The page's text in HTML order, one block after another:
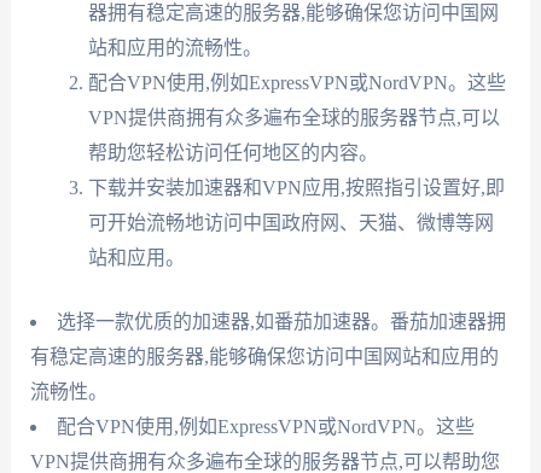
器拥有稳定高速的服务器,能够确保您访问中国网
站和应用的流畅性。
配合VPN使用,例如ExpressVPN或NordVPN。这些
VPN提供商拥有众多遍布全球的服务器节点,可以
帮助您轻松访问任何地区的内容。
下载并安装加速器和VPN应用,按照指引设置好,即
可开始流畅地访问中国政府网、天猫、微博等网
站和应用。
选择一款优质的加速器,如番茄加速器。番茄加速器拥
有稳定高速的服务器,能够确保您访问中国网站和应用的
流畅性。
配合VPN使用,例如ExpressVPN或NordVPN。这些
VPN提供商拥有众多遍布全球的服务器节点,可以帮助您